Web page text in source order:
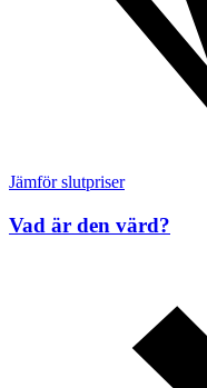
Jämför slutpriser
Vad är den värd?